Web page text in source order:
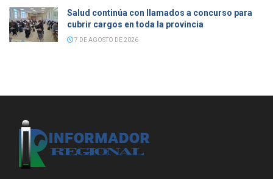
Salud continúa con llamados a concurso para
cubrir cargos en toda la provincia
7 DE AGOSTO DE 2026